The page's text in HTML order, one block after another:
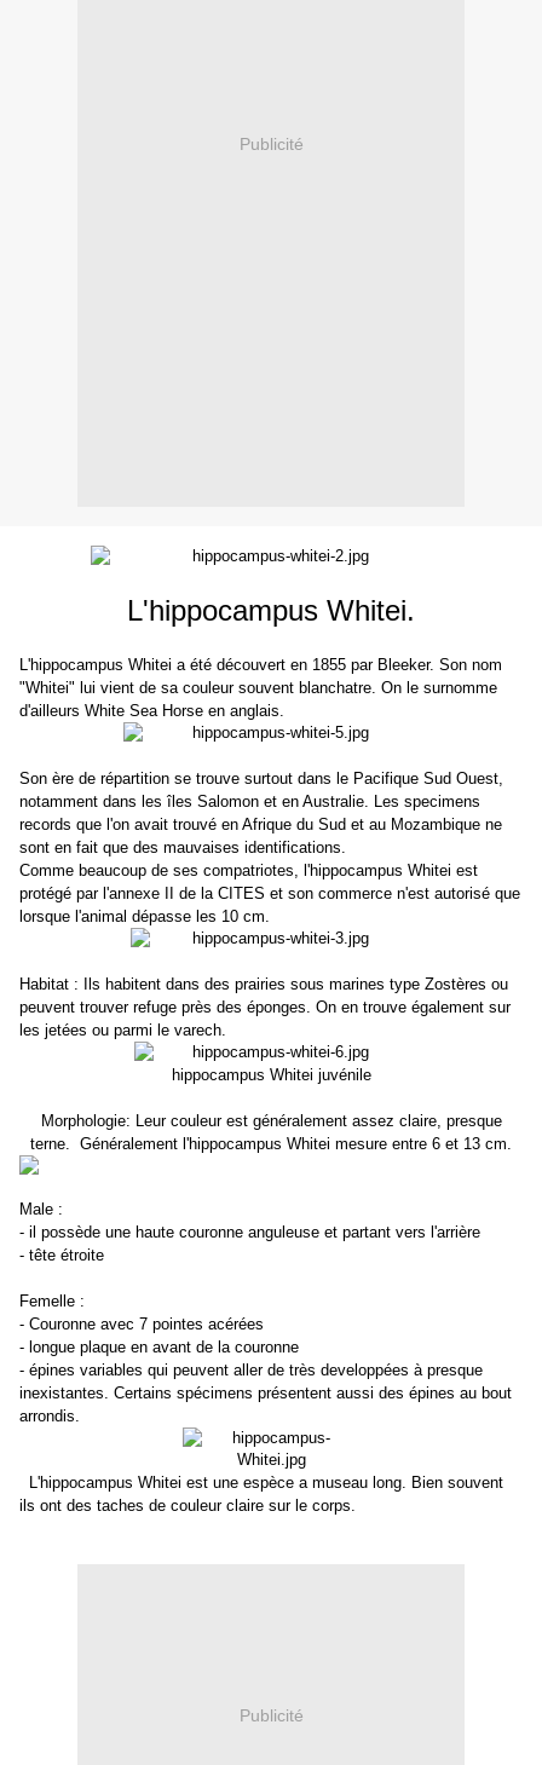
Publicité
L'hippocampus Whitei.
L'hippocampus Whitei a été découvert en 1855 par Bleeker. Son nom
"Whitei" lui vient de sa couleur souvent blanchatre. On le surnomme
d'ailleurs White Sea Horse en anglais.
Son ère de répartition se trouve surtout dans le Pacifique Sud Ouest,
notamment dans les îles Salomon et en Australie. Les specimens
records que l'on avait trouvé en Afrique du Sud et au Mozambique ne
sont en fait que des mauvaises identifications.
Comme beaucoup de ses compatriotes, l'hippocampus Whitei est
protégé par l'annexe II de la CITES et son commerce n'est autorisé que
lorsque l'animal dépasse les 10 cm.
Habitat : Ils habitent dans des prairies sous marines type Zostères ou
peuvent trouver refuge près des éponges. On en trouve également sur
les jetées ou parmi le varech.
hippocampus Whitei juvénile
Morphologie: Leur couleur est généralement assez claire, presque
terne. Généralement l'hippocampus Whitei mesure entre 6 et 13 cm.
Male :
- il possède une haute couronne anguleuse et partant vers l'arrière
- tête étroite
Femelle :
- Couronne avec 7 pointes acérées
- longue plaque en avant de la couronne
- épines variables qui peuvent aller de très developpées à presque
inexistantes. Certains spécimens présentent aussi des épines au bout
arrondis.
L'hippocampus Whitei est une espèce a museau long. Bien souvent
ils ont des taches de couleur claire sur le corps.
Publicité